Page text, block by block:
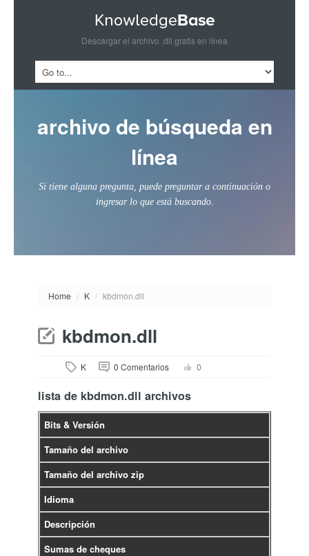
Descargar el archivo .dll gratis en línea
archivo de búsqueda en
línea
Si tiene alguna pregunta, puede preguntar a continuación o
ingresar lo que está buscando.
Home / K / kbdmon.dll
kbdmon.dll
K 0 Comentarios 0
lista de kbdmon.dll archivos
Bits & Versión
Tamaño del archivo
Tamaño del archivo zip
Idioma
Descripción
Sumas de cheques